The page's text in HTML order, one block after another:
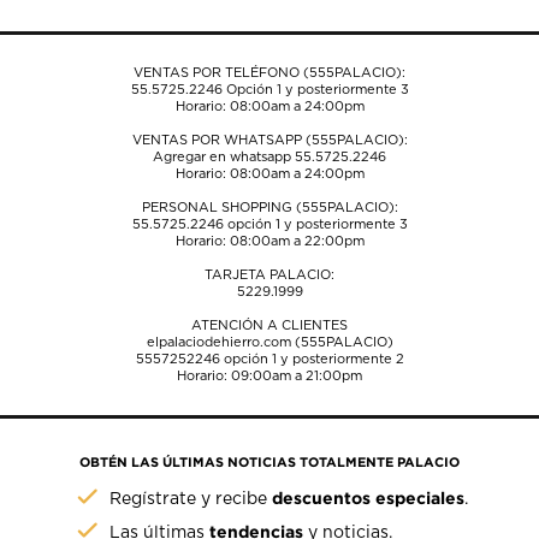
de
de
de
de
de
VENTAS POR TELÉFONO (555PALACIO):
55.5725.2246Opción 1 y posteriormente 3
Horario: 08:00am a 24:00pm
VENTAS POR WHATSAPP (555PALACIO):
Agregar en whatsapp 55.5725.2246
Horario: 08:00am a 24:00pm
PERSONAL SHOPPING (555PALACIO):
55.5725.2246opción 1 y posteriormente 3
Horario: 08:00am a 22:00pm
TARJETA PALACIO:
5229.1999
ATENCIÓN A CLIENTES
elpalaciodehierro.com (555PALACIO)
5557252246opción 1 y posteriormente 2
Horario: 09:00am a 21:00pm
OBTÉN LAS ÚLTIMAS NOTICIAS TOTALMENTE PALACIO
Regístrate y recibedescuentos especiales.
Las últimastendencias y noticias.